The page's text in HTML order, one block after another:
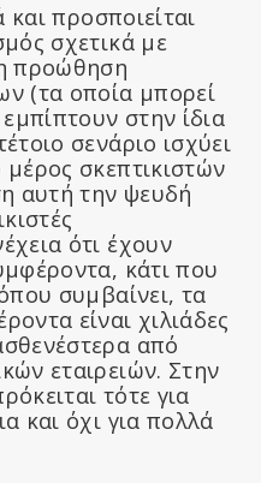
προσποιείται
σχετικά με
προώθηση
(τα οποία μπορεί
στην ίδια
σενάριο ισχύει
σκεπτικιστών
αυτή την ψευδή
ότι έχουν
κάτι που
συμβαίνει, τα
είναι χιλιάδες
από
εταιρειών. Στην
τότε για
και όχι για πολλά